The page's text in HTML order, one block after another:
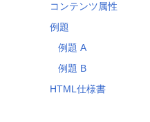
コンテンツ属性
例題
例題 A
例題 B
HTML仕様書